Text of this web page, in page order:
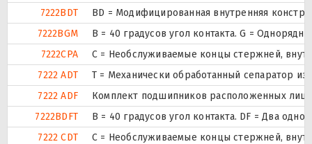
7222BDT
BD = Модифицированная внутренняя
7222BGM
B = 40 градусов угол контакта. G =
7222CPA
С = Необслуживаемые концы стержней,
7222 ADT
T = Механически обработанный сепаратор
7222 ADF
Комплект подшипников расположенных
7222BDFT
B = 40 градусов угол контакта. DF = Два
7222 CDT
С = Необслуживаемые концы стержней,